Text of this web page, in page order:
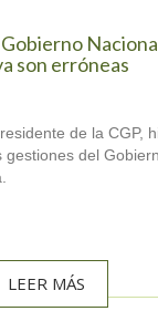
son erróneas
de la CGP,
gestiones del
LEER MÁS